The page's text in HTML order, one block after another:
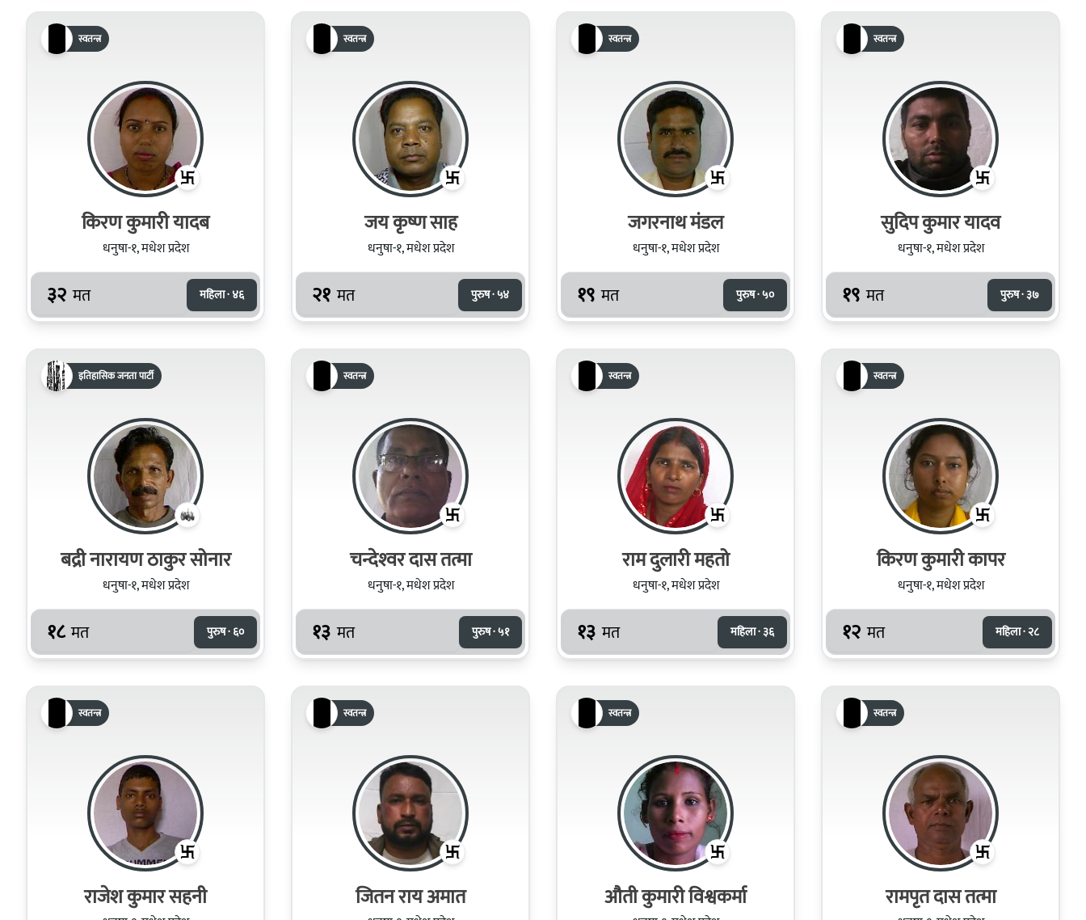
स्वतन्त्र
किरण कुमारी यादब
धनुषा-१, मधेश प्रदेश
३२ मत महिला · ४६
स्वतन्त्र
जय कृष्ण साह
धनुषा-१, मधेश प्रदेश
२१ मत पुरुष · ५४
स्वतन्त्र
जगरनाथ मंडल
धनुषा-१, मधेश प्रदेश
१९ मत पुरुष · ५०
स्वतन्त्र
सुदिप कुमार यादव
धनुषा-१, मधेश प्रदेश
१९ मत पुरुष · ३७
इतिहासिक जनता पार्टी
बद्री नारायण ठाकुर सोनार
धनुषा-१, मधेश प्रदेश
१८ मत पुरुष · ६०
स्वतन्त्र
चन्देश्‍वर दास तत्मा
धनुषा-१, मधेश प्रदेश
१३ मत पुरुष · ५१
स्वतन्त्र
राम दुलारी महतो
धनुषा-१, मधेश प्रदेश
१३ मत महिला · ३६
स्वतन्त्र
किरण कुमारी कापर
धनुषा-१, मधेश प्रदेश
१२ मत महिला · २८
स्वतन्त्र
राजेश कुमार सहनी
स्वतन्त्र
जितन राय अमात
स्वतन्त्र
औती कुमारी विश्वकर्मा
स्वतन्त्र
रामपृत दास तत्मा